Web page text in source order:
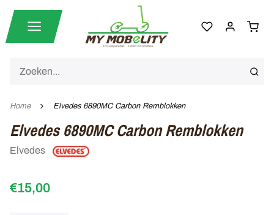
Home Elvedes 6890MC Carbon Remblokken
Elvedes 6890MC Carbon Remblokken
Elvedes
€15,00